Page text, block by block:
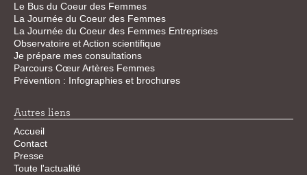
Le Bus du Coeur des Femmes
La Journée du Coeur des Femmes
La Journée du Coeur des Femmes Entreprises
Observatoire et Action scientifique
Je prépare mes consultations
Parcours Cœur Artères Femmes
Prévention : Infographies et brochures
Autres liens
Accueil
Contact
Presse
Toute l'actualité